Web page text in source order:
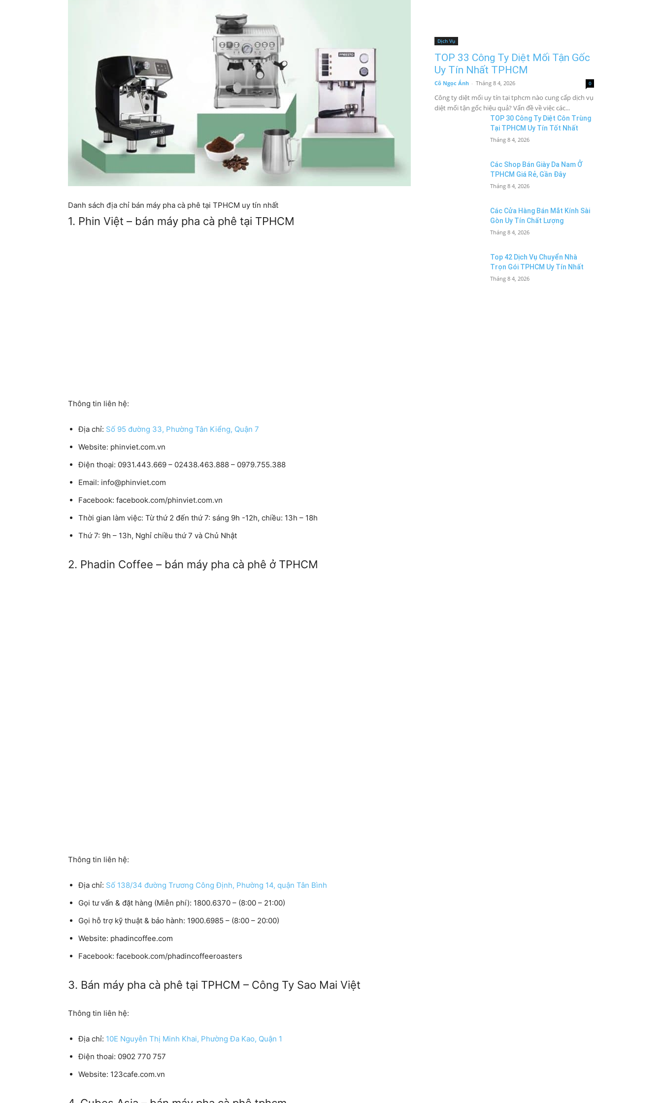
Danh sách địa chỉ bán máy pha cà phê tại TPHCM uy tín nhất
1. Phin Việt – bán máy pha cà phê tại TPHCM
Thông tin liên hệ:
Địa chỉ: Số 95 đường 33, Phường Tân Kiểng, Quận 7
Website: phinviet.com.vn
Điện thoại: 0931.443.669 – 02438.463.888 – 0979.755.388
Email: info@phinviet.com
Facebook: facebook.com/phinviet.com.vn
Thời gian làm việc: Từ thứ 2 đến thứ 7: sáng 9h -12h, chiều: 13h – 18h
Thứ 7: 9h – 13h, Nghỉ chiều thứ 7 và Chủ Nhật
2. Phadin Coffee – bán máy pha cà phê ở TPHCM
Thông tin liên hệ:
Địa chỉ: Số 138/34 đường Trương Công Định, Phường 14, quận Tân Bình
Gọi tư vấn & đặt hàng (Miễn phí): 1800.6370 – (8:00 – 21:00)
Gọi hỗ trợ kỹ thuật & bảo hành: 1900.6985 – (8:00 – 20:00)
Website: phadincoffee.com
Facebook: facebook.com/phadincoffeeroasters
3. Bán máy pha cà phê tại TPHCM – Công Ty Sao Mai Việt
Thông tin liên hệ:
Địa chỉ: 10E Nguyễn Thị Minh Khai, Phường Đa Kao, Quận 1
Điện thoai: 0902 770 757
Website: 123cafe.com.vn
Dịch Vụ
TOP 33 Công Ty Diệt Mối Tận Gốc
Uy Tín Nhất TPHCM
Cô Ngọc Ánh - Tháng 8 4, 2026 0
Công ty diệt mối uy tín tại tphcm nào cung cấp dịch vụ
diệt mối tận gốc hiệu quả? Vấn đề về việc các...
TOP 30 Công Ty Diệt Côn Trùng
Tại TPHCM Uy Tín Tốt Nhất
Tháng 8 4, 2026
Các Shop Bán Giày Da Nam Ở
TPHCM Giá Rẻ, Gần Đây
Tháng 8 4, 2026
Các Cửa Hàng Bán Mắt Kính Sài
Gòn Uy Tín Chất Lượng
Tháng 8 4, 2026
Top 42 Dịch Vụ Chuyển Nhà
Trọn Gói TPHCM Uy Tín Nhất
Tháng 8 4, 2026